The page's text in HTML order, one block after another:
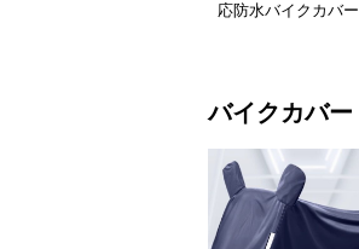
応防水バイクカバー
バイクカバー